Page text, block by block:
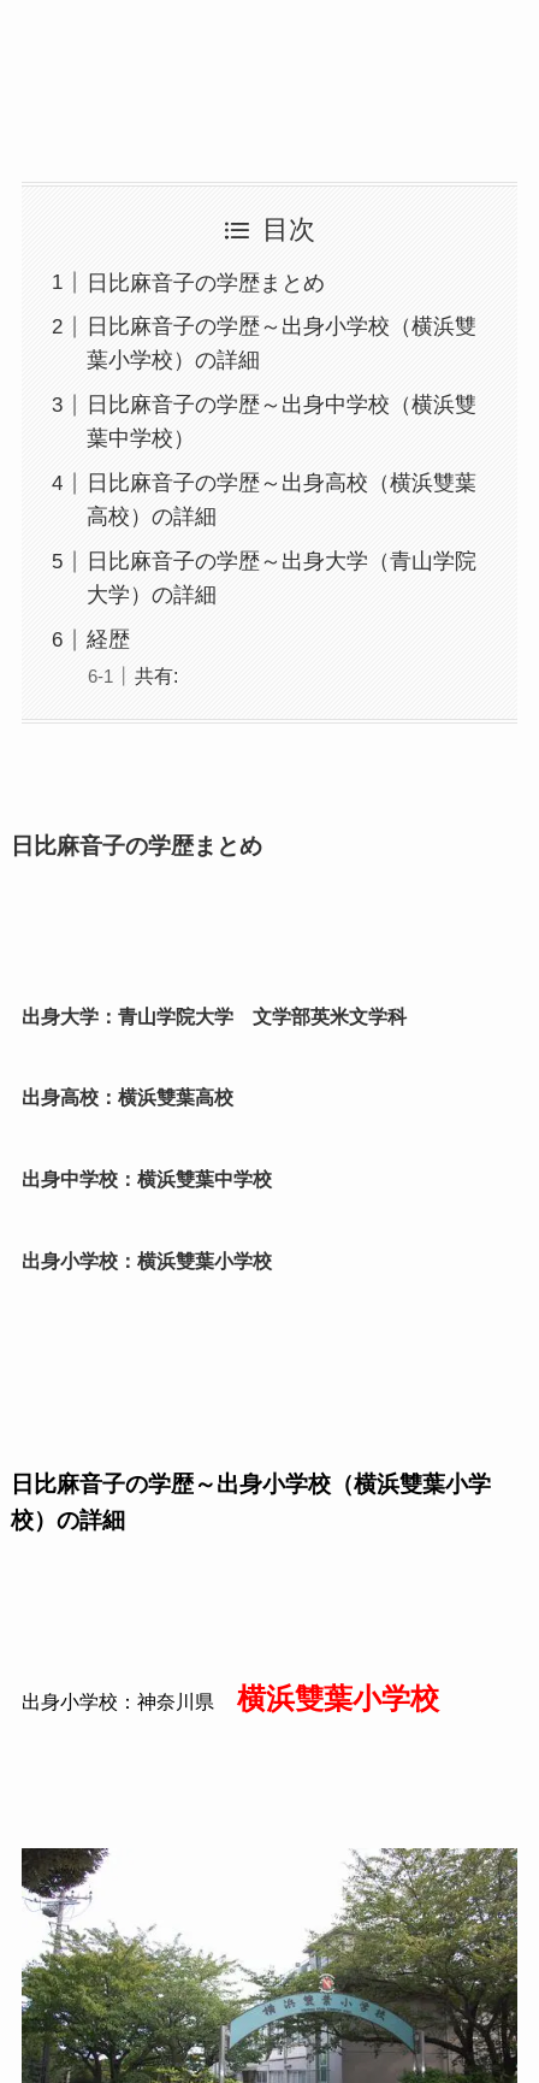
目次
日比麻音子の学歴まとめ
日比麻音子の学歴～出身小学校（横浜雙
葉小学校）の詳細
日比麻音子の学歴～出身中学校（横浜雙
葉中学校）
日比麻音子の学歴～出身高校（横浜雙葉
高校）の詳細
日比麻音子の学歴～出身大学（青山学院
大学）の詳細
経歴
共有:
日比麻音子の学歴まとめ
出身大学：青山学院大学 文学部英米文学科
出身高校：横浜雙葉高校
出身中学校：横浜雙葉中学校
出身小学校：横浜雙葉小学校
日比麻音子の学歴～出身小学校（横浜雙葉小学
校）の詳細
出身小学校：神奈川県 横浜雙葉小学校